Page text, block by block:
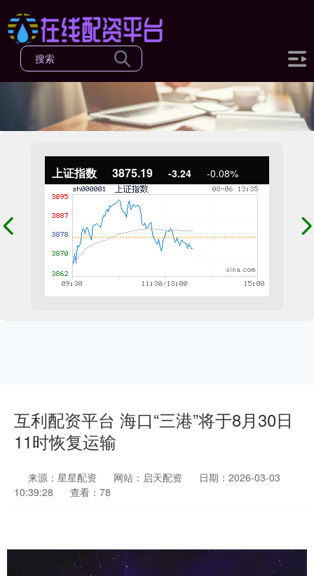
上证指数 3875.19 -3.24 -0.08%
互利配资平台 海口“三港”将于8月30日
11时恢复运输
来源：星星配资 网站：启天配资
日期：2026-03-03
10:39:28
查看：78